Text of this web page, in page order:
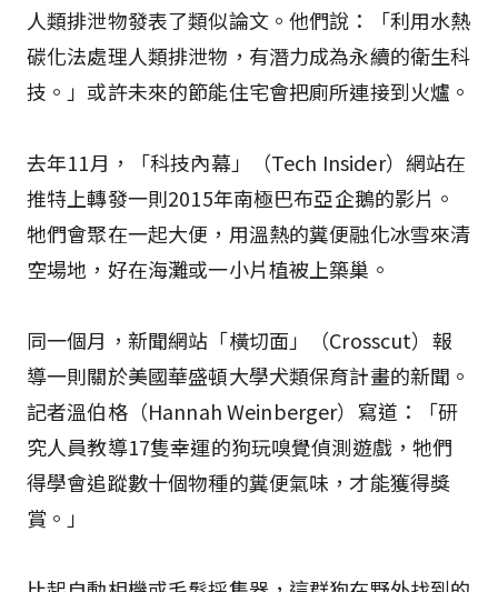
人類排泄物發表了類似論文。他們說：「利用水熱
碳化法處理人類排泄物，有潛力成為永續的衛生科
技。」或許未來的節能住宅會把廁所連接到火爐。
去年11月，「科技內幕」（Tech Insider）網站在
推特上轉發一則2015年南極巴布亞企鵝的影片。
牠們會聚在一起大便，用溫熱的糞便融化冰雪來清
空場地，好在海灘或一小片植被上築巢。
同一個月，新聞網站「橫切面」（Crosscut）報
導一則關於美國華盛頓大學犬類保育計畫的新聞。
記者溫伯格（Hannah Weinberger）寫道：「研
究人員教導17隻幸運的狗玩嗅覺偵測遊戲，牠們
得學會追蹤數十個物種的糞便氣味，才能獲得獎
賞。」